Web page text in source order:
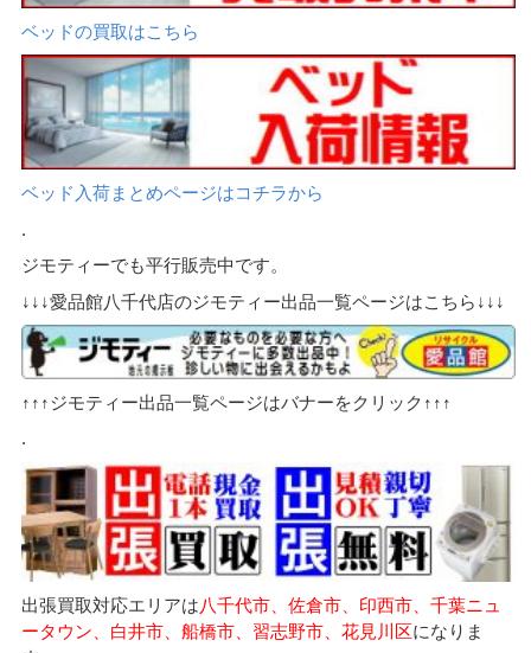
ベッドの買取はこちら
ベッド入荷まとめページはコチラから
.
ジモティーでも平行販売中です。
↓↓↓愛品館八千代店のジモティー出品一覧ページはこちら↓↓↓
↑↑↑ジモティー出品一覧ページはバナーをクリック↑↑↑
.
出張買取対応エリアは八千代市、佐倉市、印西市、千葉ニュ
ータウン、白井市、船橋市、習志野市、花見川区になりま